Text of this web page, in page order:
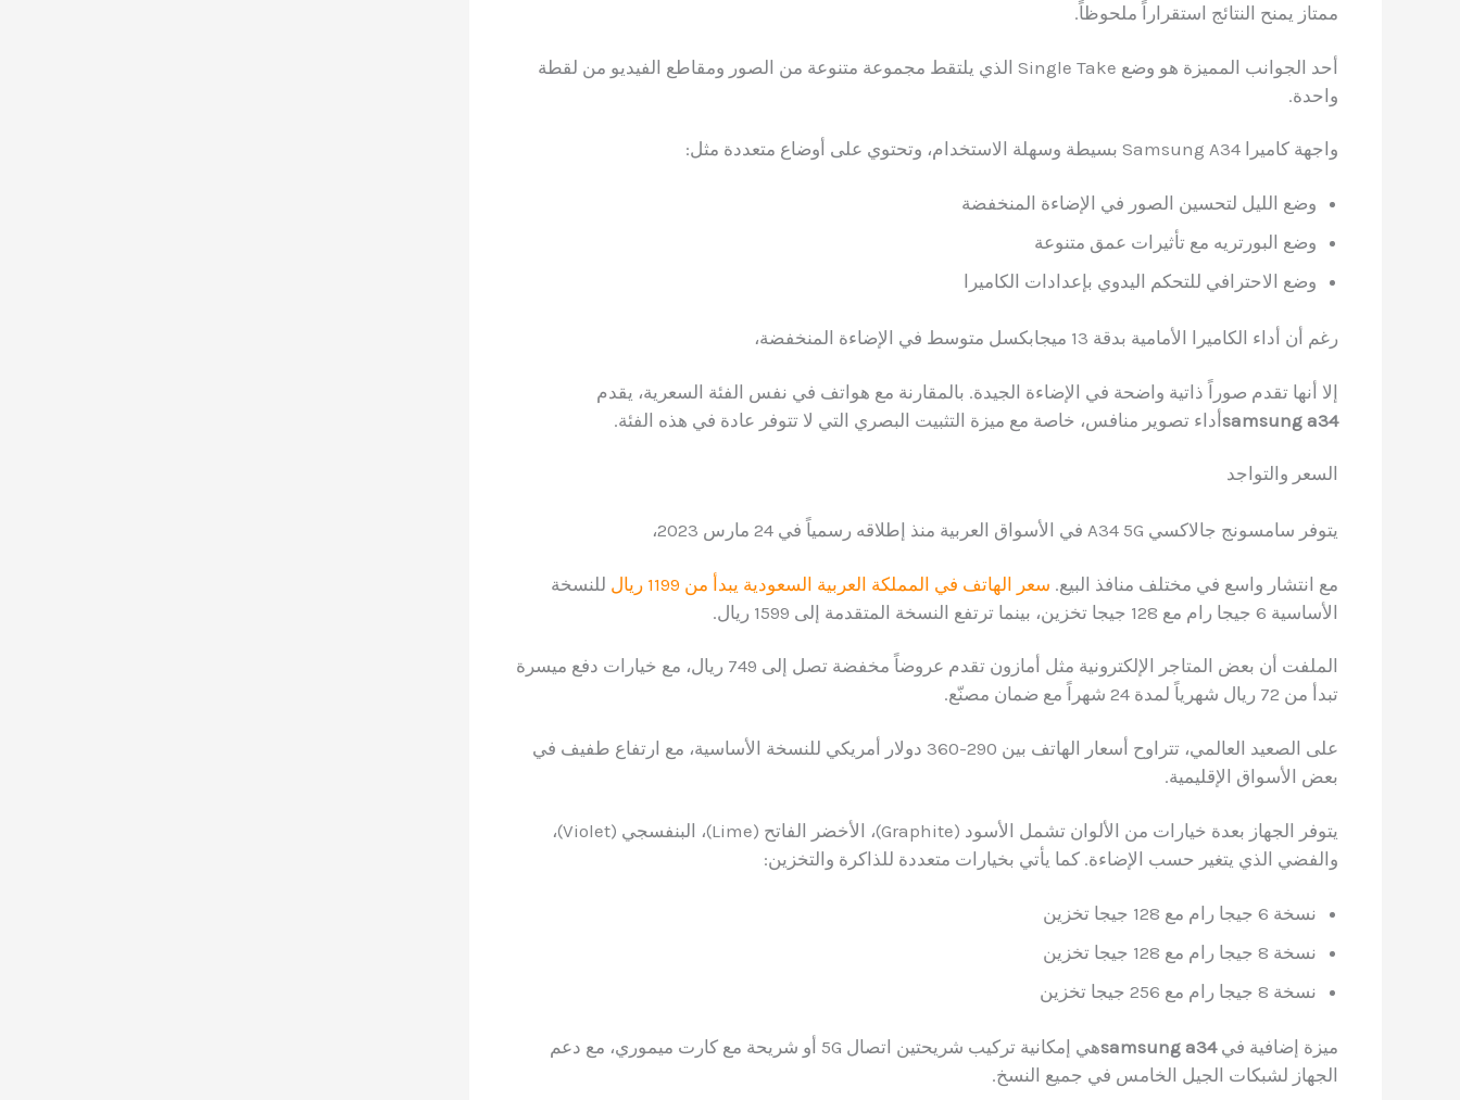
ممتاز يمنح النتائج استقراراً ملحوظاً.
أحد الجوانب المميزة هو وضع Single Take الذي يلتقط مجموعة متنوعة من الصور ومقاطع الفيديو من لقطة
واحدة.
واجهة كاميرا Samsung A34 بسيطة وسهلة الاستخدام، وتحتوي على أوضاع متعددة مثل:
وضع الليل لتحسين الصور في الإضاءة المنخفضة
وضع البورتريه مع تأثيرات عمق متنوعة
وضع الاحترافي للتحكم اليدوي بإعدادات الكاميرا
رغم أن أداء الكاميرا الأمامية بدقة 13 ميجابكسل متوسط في الإضاءة المنخفضة،
إلا أنها تقدم صوراً ذاتية واضحة في الإضاءة الجيدة. بالمقارنة مع هواتف في نفس الفئة السعرية، يقدم
samsung a34أداء تصوير منافس، خاصة مع ميزة التثبيت البصري التي لا تتوفر عادة في هذه الفئة.
السعر والتواجد
يتوفر سامسونج جالاكسي A34 5G في الأسواق العربية منذ إطلاقه رسمياً في 24 مارس 2023،
مع انتشار واسع في مختلف منافذ البيع. سعر الهاتف في المملكة العربية السعودية يبدأ من 1199 ريال
للنسخة
الأساسية 6 جيجا رام مع 128 جيجا تخزين، بينما ترتفع النسخة المتقدمة إلى 1599 ريال.
الملفت أن بعض المتاجر الإلكترونية مثل أمازون تقدم عروضاً مخفضة تصل إلى 749 ريال، مع خيارات دفع ميسرة
تبدأ من 72 ريال شهرياً لمدة 24 شهراً مع ضمان مصنّع.
على الصعيد العالمي، تتراوح أسعار الهاتف بين 290-360 دولار أمريكي للنسخة الأساسية، مع ارتفاع طفيف في
بعض الأسواق الإقليمية.
يتوفر الجهاز بعدة خيارات من الألوان تشمل الأسود (Graphite)، الأخضر الفاتح (Lime)، البنفسجي (Violet)،
والفضي الذي يتغير حسب الإضاءة. كما يأتي بخيارات متعددة للذاكرة والتخزين:
نسخة 6 جيجا رام مع 128 جيجا تخزين
نسخة 8 جيجا رام مع 128 جيجا تخزين
نسخة 8 جيجا رام مع 256 جيجا تخزين
ميزة إضافية فيsamsung a34
هي إمكانية تركيب شريحتين اتصال 5G أو شريحة مع كارت ميموري، مع دعم
الجهاز لشبكات الجيل الخامس في جميع النسخ.